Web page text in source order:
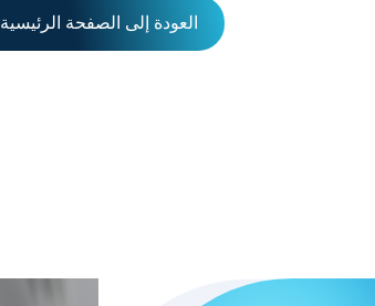
العودة إلى الصفحة الرئيسية